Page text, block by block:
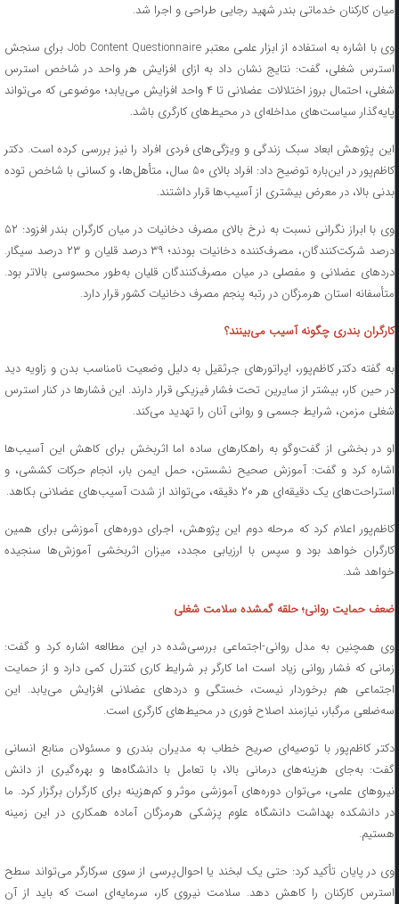
میان کارکنان خدماتی بندر شهید رجایی طراحی و اجرا شد.
وی با اشاره به استفاده از ابزار علمی معتبر Job Content Questionnaire برای سنجش
استرس شغلی، گفت: نتایج نشان داد به ازای افزایش هر واحد در شاخص استرس
شغلی، احتمال بروز اختلالات عضلانی تا ۴ واحد افزایش می‌یابد؛ موضوعی که می‌تواند
پایه‌گذار سیاست‌های مداخله‌ای در محیط‌های کارگری باشد.
این پژوهش ابعاد سبک زندگی و ویژگی‌های فردی افراد را نیز بررسی کرده است. دکتر
کاظم‌پور در این‌باره توضیح داد: افراد بالای ۵۰ سال، متأهل‌ها، و کسانی با شاخص توده
بدنی بالا، در معرض بیشتری از آسیب‌ها قرار داشتند.
وی با ابراز نگرانی نسبت به نرخ بالای مصرف دخانیات در میان کارگران بندر افزود: ۵۲
درصد شرکت‌کنندگان، مصرف‌کننده دخانیات بودند؛ ۳۹ درصد قلیان و ۲۳ درصد سیگار.
دردهای عضلانی و مفصلی در میان مصرف‌کنندگان قلیان به‌طور محسوسی بالاتر بود.
متأسفانه استان هرمزگان در رتبه پنجم مصرف دخانیات کشور قرار دارد.
کارگران بندری چگونه آسیب می‌بینند؟
به گفته دکتر کاظم‌پور، اپراتورهای جرثقیل به دلیل وضعیت نامناسب بدن و زاویه دید
در حین کار، بیشتر از سایرین تحت فشار فیزیکی قرار دارند. این فشارها در کنار استرس
شغلی مزمن، شرایط جسمی و روانی آنان را تهدید می‌کند.
او در بخشی از گفت‌وگو به راهکارهای ساده اما اثربخش برای کاهش این آسیب‌ها
اشاره کرد و گفت: آموزش صحیح نشستن، حمل ایمن بار، انجام حرکات کششی، و
استراحت‌های یک دقیقه‌ای هر ۲۰ دقیقه، می‌تواند از شدت آسیب‌های عضلانی بکاهد.
کاظم‌پور اعلام کرد که مرحله دوم این پژوهش، اجرای دوره‌های آموزشی برای همین
کارگران خواهد بود و سپس با ارزیابی مجدد، میزان اثربخشی آموزش‌ها سنجیده
خواهد شد.
ضعف حمایت روانی؛ حلقه گمشده سلامت شغلی
وی همچنین به مدل روانی-اجتماعی بررسی‌شده در این مطالعه اشاره کرد و گفت:
زمانی که فشار روانی زیاد است اما کارگر بر شرایط کاری کنترل کمی دارد و از حمایت
اجتماعی هم برخوردار نیست، خستگی و دردهای عضلانی افزایش می‌یابد. این
سه‌ضلعی مرگبار، نیازمند اصلاح فوری در محیط‌های کارگری است.
دکتر کاظم‌پور با توصیه‌ای صریح خطاب به مدیران بندری و مسئولان منابع انسانی
گفت: به‌جای هزینه‌های درمانی بالا، با تعامل با دانشگاه‌ها و بهره‌گیری از دانش
نیروهای علمی، می‌توان دوره‌های آموزشی موثر و کم‌هزینه برای کارگران برگزار کرد. ما
در دانشکده بهداشت دانشگاه علوم پزشکی هرمزگان آماده همکاری در این زمینه
هستیم.
وی در پایان تأکید کرد: حتی یک لبخند یا احوال‌پرسی از سوی سرکارگر می‌تواند سطح
استرس کارکنان را کاهش دهد. سلامت نیروی کار، سرمایه‌ای است که باید از آن